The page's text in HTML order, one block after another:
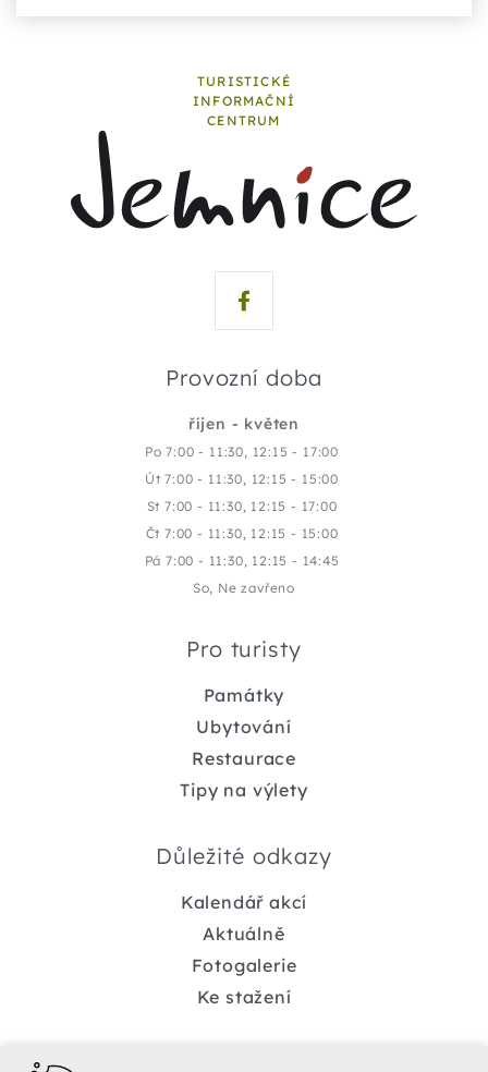
TURISTICKÉ
INFORMAČNÍ
CENTRUM
Provozní doba
říjen - květen
Po 7:00 - 11:30, 12:15 - 17:00
Út 7:00 - 11:30, 12:15 - 15:00
St 7:00 - 11:30, 12:15 - 17:00
Čt 7:00 - 11:30, 12:15 - 15:00
Pá 7:00 - 11:30, 12:15 - 14:45
So, Ne zavřeno
Pro turisty
Památky
Ubytování
Restaurace
Tipy na výlety
Důležité odkazy
Kalendář akcí
Aktuálně
Fotogalerie
Ke stažení